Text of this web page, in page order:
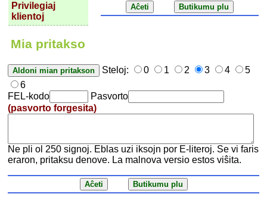
Privilegiaj
klientoj
Mia pritakso
Steloj: 0 1 2 3 4
5
6
FEL-kodo
Pasvorto
(pasvorto forgesita)
Ne pli ol 250 signoj. Eblas uzi iksojn por E-literoj. Se vi faris
eraron, pritaksu denove. La malnova versio estos viŝita.